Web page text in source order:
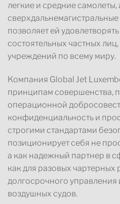
легкие и средние самолеты,
позволяет ей
состоятельных частных
учреждений по всему миру.
Компания Global Jet
принципам совершенства,
операционной
конфиденциальность и
строгими стандартами
позиционирует себя не
а как надежный партнер в
как для разовых чартерных
долгосрочного
воздушных судов.